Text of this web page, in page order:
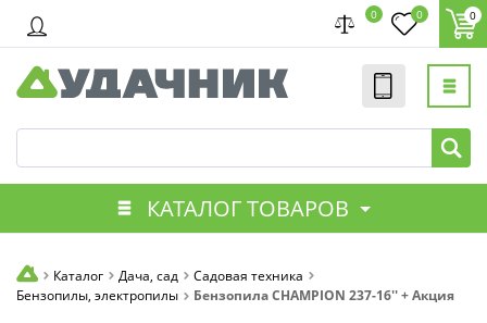
0 0 0
КАТАЛОГ ТОВАРОВ
Каталог Дача, сад
Садовая техника
Бензопилы, электропилы
Бензопила CHAMPION 237-16'' + Акция